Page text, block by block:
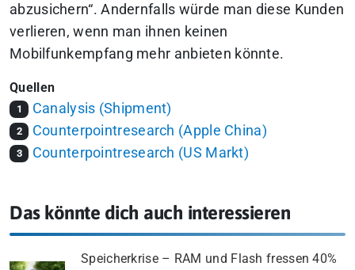
abzusichern“. Andernfalls würde man diese Kunden
verlieren, wenn man ihnen keinen
Mobilfunkempfang mehr anbieten könnte.
Quellen
1 Canalysis (Shipment)
2 Counterpointresearch (Apple China)
3 Counterpointresearch (US Markt)
Das könnte dich auch interessieren
Speicherkrise – RAM und Flash fressen 40%